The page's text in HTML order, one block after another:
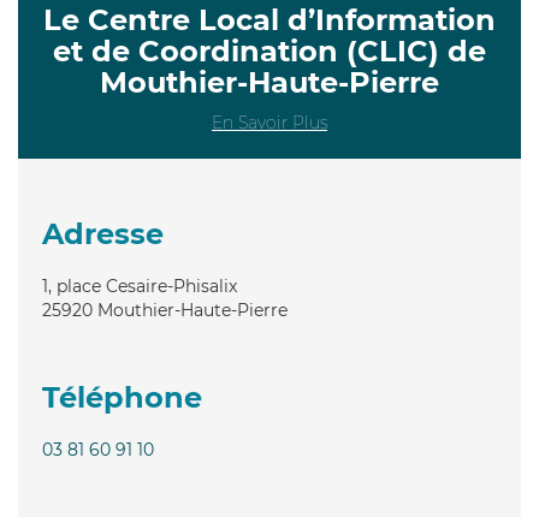
Le Centre Local d’Information
et de Coordination (CLIC) de
Mouthier-Haute-Pierre
En Savoir Plus
Adresse
1, place Cesaire-Phisalix
25920 Mouthier-Haute-Pierre
Téléphone
03 81 60 91 10